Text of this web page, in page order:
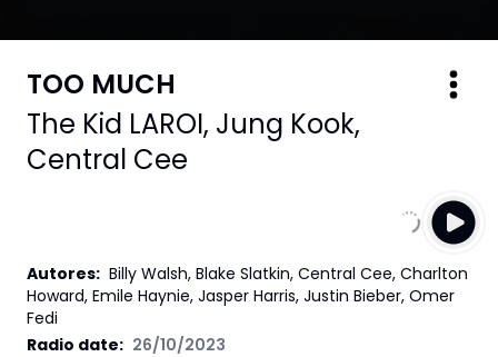
TOO MUCH
The Kid LAROI, Jung Kook,
Central Cee
Autores: Billy Walsh, Blake Slatkin, Central Cee, Charlton
Howard, Emile Haynie, Jasper Harris, Justin Bieber, Omer
Fedi
Radio date: 26/10/2023